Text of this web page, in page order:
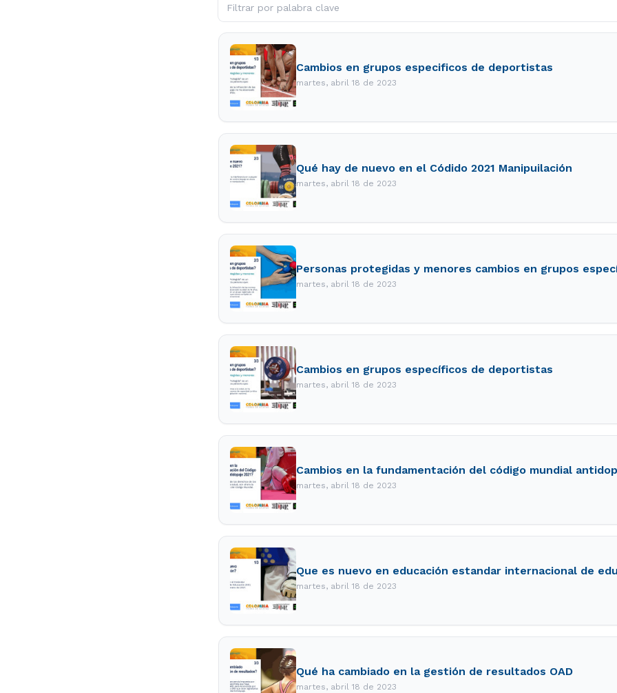
Cambios en grupos especificos de deportistas
martes, abril 18 de 2023
Qué hay de nuevo en el Códido 2021 Manipuilación
martes, abril 18 de 2023
Personas protegidas y menores cambios en grupos
martes, abril 18 de 2023
Cambios en grupos específicos de deportistas
martes, abril 18 de 2023
Cambios en la fundamentación del código mundial
martes, abril 18 de 2023
Que es nuevo en educación estandar internacional de
martes, abril 18 de 2023
Qué ha cambiado en la gestión de resultados OAD
martes, abril 18 de 2023